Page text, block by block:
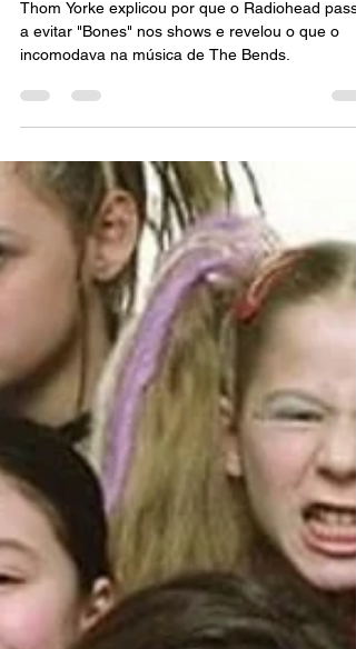
shows do Radiohead
Thom Yorke explicou por que o Radiohead
incomodava na música de The Bends.